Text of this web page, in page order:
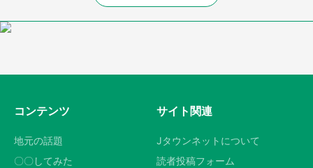
コンテンツ
地元の話題
〇〇してみた
サイト関連
Jタウンネットについて
読者投稿フォーム